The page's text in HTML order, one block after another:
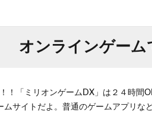
オンラインゲーム
！「ミリオンゲームDX」は２４時間
ムサイトだよ。普通のゲームアプリな